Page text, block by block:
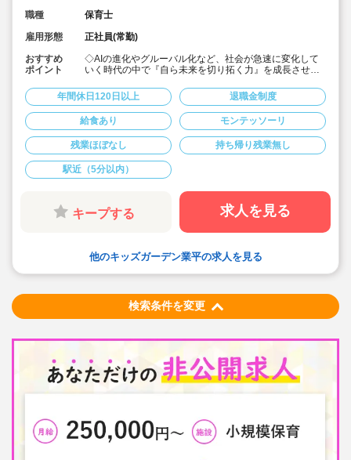
職種
保育士
雇用形態
正社員(常勤)
おすすめ
ポイント
◇AIの進化やグルーバル化など、社会が急速に変化して
いく時代の中で『自ら未来を切り拓く力』を成長させ
◇認可保育園での主任保育士の募集です。キャリアアッ
プを目指したい方にオススメです♪
◇月給341,500円～と好条件☆賞与も2か月！
◇年間休日120日！しっかりお休みを取りながら働ける
ので、役職に付くと業務量が不安という方もご安心くだ
さい♪
◇ICT化やタブレットの導入で職員の負担を軽減。持ち帰
り仕事はありません。
◇家賃補助として最大8万円/月，引っ越し費用の補助も
最大10万円まで受けられます！
◇ベネフィット・ワンで【宿泊施設・スポーツクラブ・
映画館など】各種優待あり☆
◇キッズガーデンでは、オリジナルの運動・知育プログ
ラムを実践しています。
ることもあるので、「得意なこと」「好きなこと」を教
◇経験から年齢まで、幅広い先生たちが働いています。
年間休日120日以上 退職金制度
給食あり モンテッソーリ
残業ほぼなし 持ち帰り残業無し
駅近（5分以内）
キープする 求人を見る
他のキッズガーデン業平の求人を見る
検索条件を変更